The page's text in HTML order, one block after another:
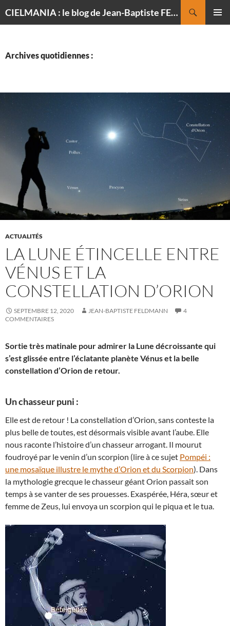
CIELMANIA : le blog de Jean-Baptiste FELDMANN, photographe du ciel
Archives quotidiennes :
ACTUALITÉS
LA LUNE ÉTINCELLE ENTRE
VÉNUS ET LA
CONSTELLATION D’ORION
SEPTEMBRE 12, 2020 JEAN-BAPTISTE FELDMANN
4
COMMENTAIRES
Sortie très matinale pour admirer la Lune décroissante qui
s’est glissée entre l’éclatante planète Vénus et la belle
constellation d’Orion de retour.
Un chasseur puni :
Elle est de retour ! La constellation d’Orion, sans conteste la
plus belle de toutes, est désormais visible avant l’aube. Elle
nous raconte l’histoire d’un chasseur arrogant. Il mourut
foudroyé par le venin d’un scorpion (lire à ce sujet Pompéi :
une mosaïque illustre le mythe d’Orion et du Scorpion). Dans
la mythologie grecque le chasseur géant Orion passait son
temps à se vanter de ses prouesses. Exaspérée, Héra, sœur et
femme de Zeus, lui envoya un scorpion qui le piqua et le tua.